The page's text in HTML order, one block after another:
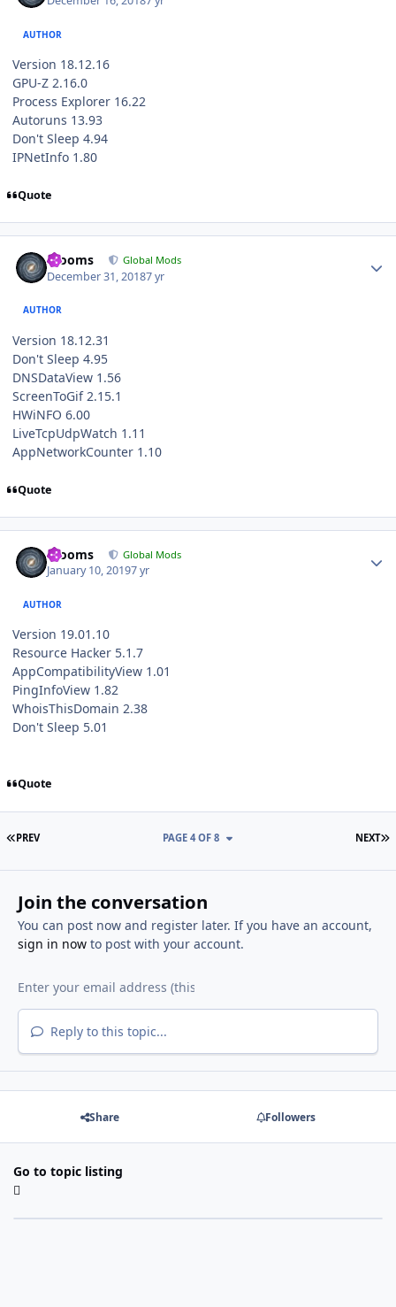
AUTHOR
Version 18.12.16
GPU-Z 2.16.0
Process Explorer 16.22
Autoruns 13.93
Don't Sleep 4.94
IPNetInfo 1.80
Quote
mooms Global Mods
December 31, 20187 yr
AUTHOR
Version 18.12.31
Don't Sleep 4.95
DNSDataView 1.56
ScreenToGif 2.15.1
HWiNFO 6.00
LiveTcpUdpWatch 1.11
AppNetworkCounter 1.10
Quote
mooms Global Mods
January 10, 20197 yr
AUTHOR
Version 19.01.10
Resource Hacker 5.1.7
AppCompatibilityView 1.01
PingInfoView 1.82
WhoisThisDomain 2.38
Don't Sleep 5.01
Quote
FIRST PAGE
PREV NEXT
PAGE 4 OF 8
Join the conversation
You can post now and register later. If you have an account,
sign in nowto post with your account.
Reply to this topic...
Share Followers
Go to topic listing